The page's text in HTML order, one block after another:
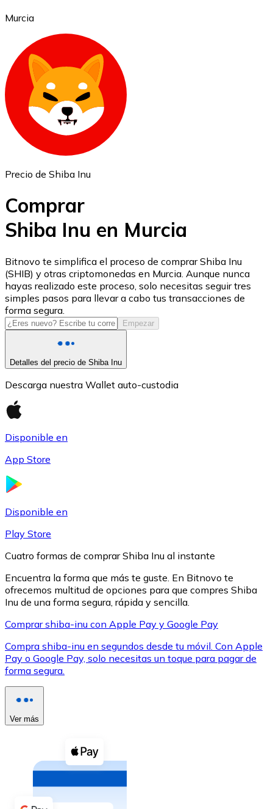
Ethereum
ETH
USD Coin
USDC
Litecoin
LTC
Ver todo
Compra criptomonedas con efectivo en tu tienda más
Comprar con efectivo
Transferencia SEPA
Añade fondos a tu cuenta Bitnovo o realiza compras
Murcia
Precio de Shiba Inu
Comprar
Shiba Inu en Murcia
Bitnovo te simplifica el proceso de comprar Shiba Inu
(SHIB) y otras criptomonedas en Murcia. Aunque nunca
hayas realizado este proceso, solo necesitas seguir tres
simples pasos para llevar a cabo tus transacciones de
forma segura.
Empezar
Detalles del precio de Shiba Inu
Descarga nuestra Wallet auto-custodia
Disponible en
App Store
Disponible en
Play Store
Cuatro formas de comprar Shiba Inu al instante
Encuentra la forma que más te guste. En Bitnovo te
ofrecemos multitud de opciones para que compres Shiba
Inu de una forma segura, rápida y sencilla.
Comprar shiba-inu con Apple Pay y Google Pay
Compra shiba-inu en segundos desde tu móvil. Con Apple
Pay o Google Pay, solo necesitas un toque para pagar de
forma segura.
Ver más